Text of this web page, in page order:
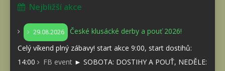
Nejbližší akce
29.08.2026
České klusácké derby a pouť 2026!
Celý víkend plný zábavy! start akce 9:00, start dostihů:
14:00
FB event ► SOBOTA: DOSTIHY A POUŤ, NEDĚLE: